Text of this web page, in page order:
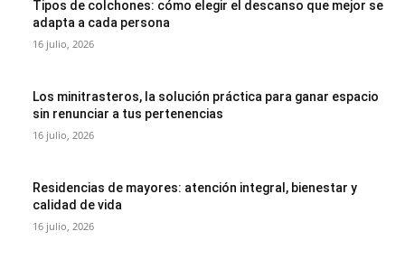
Tipos de colchones: cómo elegir el descanso que mejor se
adapta a cada persona
16 julio, 2026
Los minitrasteros, la solución práctica para ganar espacio
sin renunciar a tus pertenencias
16 julio, 2026
Residencias de mayores: atención integral, bienestar y
calidad de vida
16 julio, 2026